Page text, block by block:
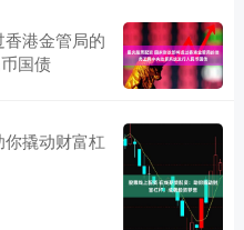
港金管局的
国债
撬动财富杠